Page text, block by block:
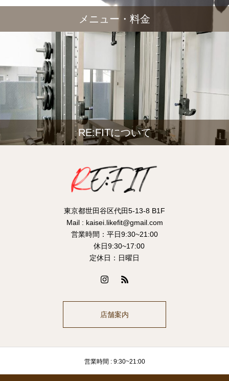
メニュー・料金
RE:FITについて
東京都世田谷区代田5-13-8 B1F
Mail : kaisei.likefit@gmail.com
営業時間：平日9:30~21:00
休日9:30~17:00
定休日：日曜日
店舗案内
営業時間 : 9:30~21:00